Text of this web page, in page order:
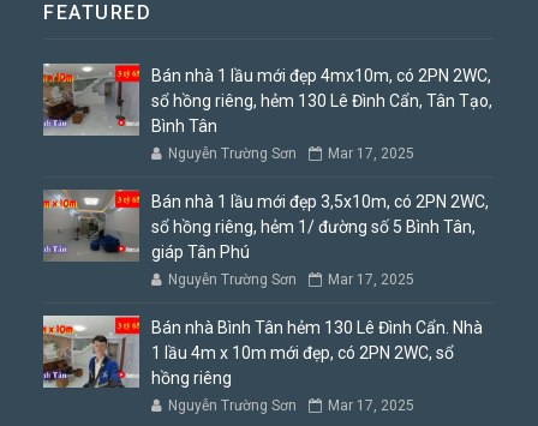
FEATURED
Bán nhà 1 lầu mới đẹp 4mx10m, có 2PN 2WC,
sổ hồng riêng, hẻm 130 Lê Đình Cẩn, Tân Tạo,
Bình Tân
Nguyễn Trường Sơn Mar 17, 2025
Bán nhà 1 lầu mới đẹp 3,5x10m, có 2PN 2WC,
sổ hồng riêng, hẻm 1/ đường số 5 Bình Tân,
giáp Tân Phú
Nguyễn Trường Sơn Mar 17, 2025
Bán nhà Bình Tân hẻm 130 Lê Đình Cẩn. Nhà
1 lầu 4m x 10m mới đẹp, có 2PN 2WC, sổ
hồng riêng
Nguyễn Trường Sơn Mar 17, 2025